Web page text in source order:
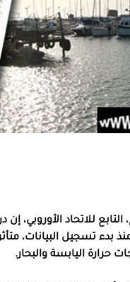
للاتحاد الأوروبي،
تسجيل البيانات،
حرارة اليابسة والبحار.